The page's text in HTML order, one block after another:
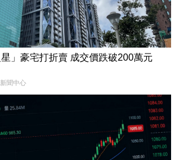
」豪宅打折賣 成交價跌破200萬元
聞中心